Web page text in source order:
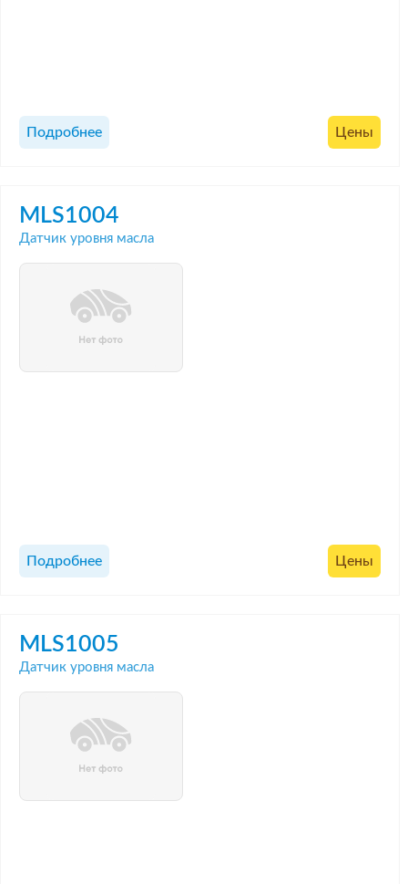
Подробнее Цены
MLS1004
Датчик уровня масла
Подробнее Цены
MLS1005
Датчик уровня масла